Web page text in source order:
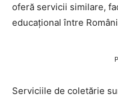
oferă servicii similare,
educațional între
Serviciile de coletărie